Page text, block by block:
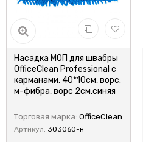
Насадка МОП для швабры
OfficeClean Professional c
карманами, 40*10см, ворс.
м-фибра, ворс 2см,синяя
Торговая марка: OfficeClean
Артикул: 303060-н